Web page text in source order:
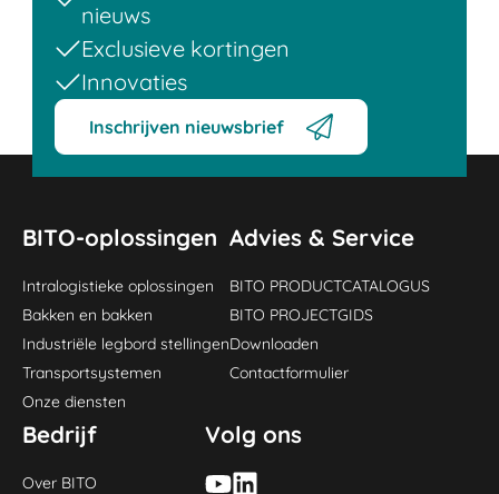
nieuws
Exclusieve kortingen
Innovaties
Inschrijven nieuwsbrief
BITO-oplossingen
Intralogistieke oplossingen
Bakken en bakken
Industriële legbord stellingen
Transportsystemen
Onze diensten
Advies & Service
BITO PRODUCTCATALOGUS
BITO PROJECTGIDS
Downloaden
Contactformulier
Bedrijf
Over BITO
Volg ons